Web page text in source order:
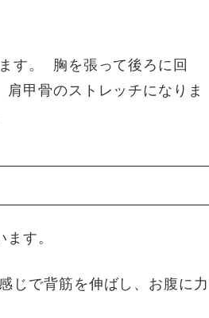
す。 胸を張って後ろに回
甲骨のストレッチになりま
す。
じで背筋を伸ばし、お腹に力